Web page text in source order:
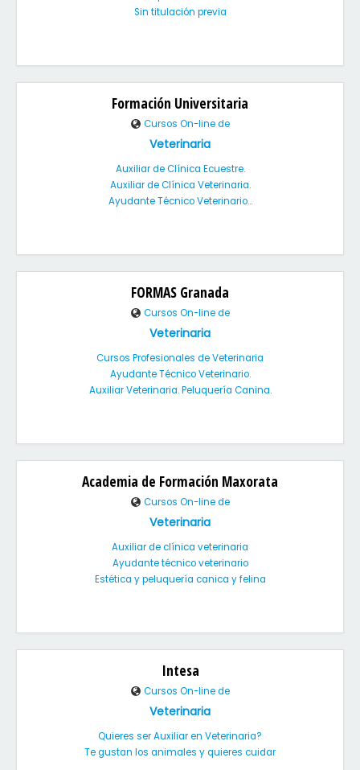
Sin titulación previa
Formación Universitaria
Cursos On-line de
Veterinaria
Auxiliar de Clínica Ecuestre.
Auxiliar de Clínica Veterinaria.
Ayudante Técnico Veterinario...
FORMAS Granada
Cursos On-line de
Veterinaria
Cursos Profesionales de Veterinaria
Ayudante Técnico Veterinario.
Auxiliar Veterinaria. Peluquería Canina.
Academia de Formación Maxorata
Cursos On-line de
Veterinaria
Auxiliar de clínica veterinaria
Ayudante técnico veterinario
Estética y peluquería canica y felina
Intesa
Cursos On-line de
Veterinaria
Quieres ser Auxiliar en Veterinaria?
Te gustan los animales y quieres cuidar